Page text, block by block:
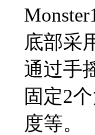
底部采
通过手
固定2
度等。